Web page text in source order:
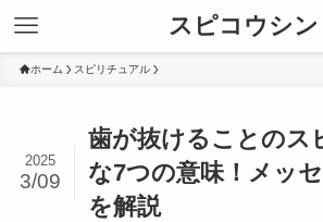
スピコウシン
ホーム スピリチュアル
歯が抜けることのス
な7つの意味！メッ
を解説
2025
3/09